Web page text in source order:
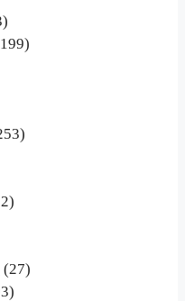
(27)